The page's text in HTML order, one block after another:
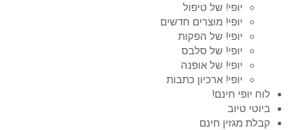
יופי! של טיפול
יופי! מוצרים חדשים
יופי! של הפקות
יופי! של סלבס
יופי! של אופנה
יופי! ארכיון כתבות
לוח יופי חינם!
ביוטי טיוב
קבלת מגזין חינם